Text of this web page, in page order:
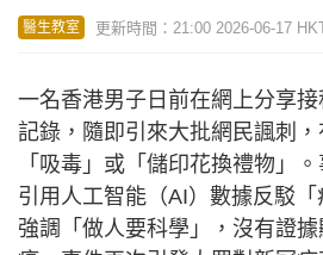
醫生教室 更新時間：21:00 2026-06-17
一名香港男子日前在網上分享
記錄，隨即引來大批網民諷刺
「吸毒」或「儲印花換禮物」
引用人工智能（AI）數據反駁「
強調「做人要科學」，沒有證